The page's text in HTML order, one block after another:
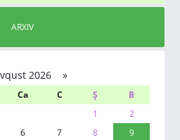
ARXIV
2026 »
Ca C Ş
B
1
2
6 7 8
9